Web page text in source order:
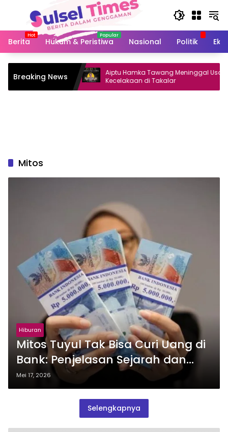
Berita
Hukum & Peristiwa Nasional Politik
Breaking News
Selatan
Magang
Aiptu Hamka Tawang Meninggal Usai
Kecelakaan di Takalar
Mitos
Hiburan
Mitos Tuyul Tak Bisa Curi Uang di
Bank: Penjelasan Sejarah dan
Sosiologis
Mei 17, 2026
Selengkapnya